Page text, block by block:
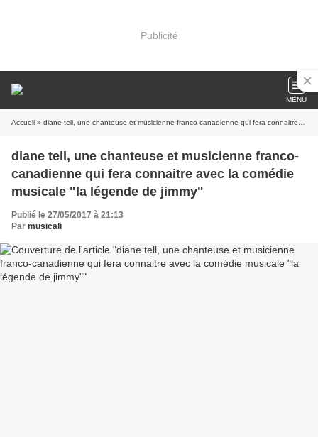
Publicité
MENU
Accueil » diane tell, une chanteuse et musicienne franco-canadienne qui fera connaitre avec la comédie musicale "la légende de jimmy"
diane tell, une chanteuse et musicienne franco-
canadienne qui fera connaitre avec la comédie
musicale "la légende de jimmy"
Publié le 27/05/2017 à 21:13
Par musicali